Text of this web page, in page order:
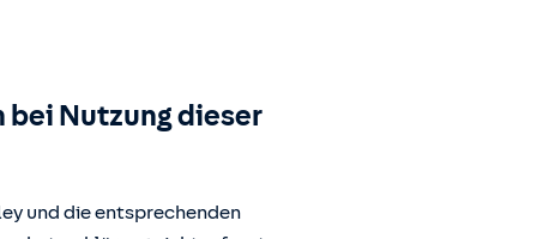
Nutzung dieser
und die entsprechenden